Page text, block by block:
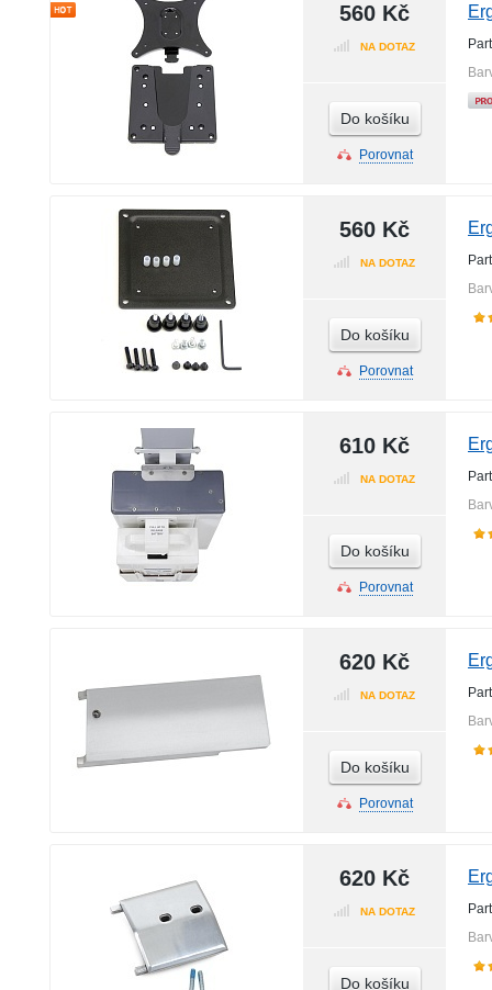
560 Kč
NA DOTAZ
Do košíku
Porovnat
560 Kč
NA DOTAZ
Do košíku
Porovnat
610 Kč
NA DOTAZ
Do košíku
Porovnat
620 Kč
NA DOTAZ
Do košíku
Porovnat
620 Kč
NA DOTAZ
Do košíku